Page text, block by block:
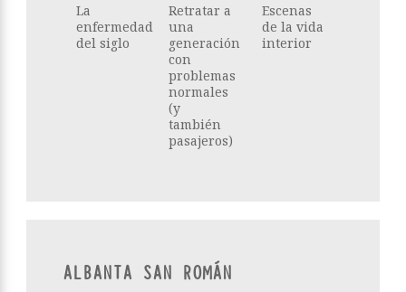
La
enfermedad
del siglo
Retratar a
una
generación
con
problemas
normales
(y
también
pasajeros)
Escenas
de la vida
interior
ALBANTA SAN ROMÁN